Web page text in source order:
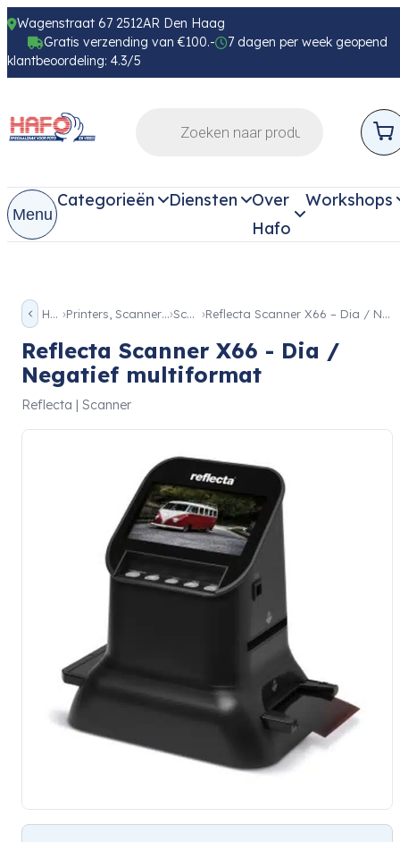
Wagenstraat 67 2512AR Den Haag
Gratis verzending van €100.-
7 dagen per week geopend
klantbeoordeling: 4.3/5
Menu
Categorieën Diensten
Over
Hafo
Workshops
Home Printers, Scanners & Beamer Scanner Reflecta Scanner X66 – Dia / Negatief multiformat
Reflecta Scanner X66 - Dia /
Negatief multiformat
Reflecta | Scanner